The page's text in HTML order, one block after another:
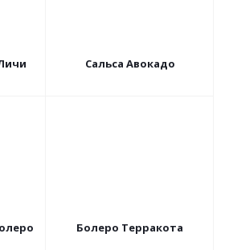
Сальса Авокадо
Болеро Терракота